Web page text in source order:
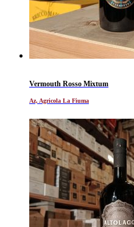
Vermouth Rosso Mixtum
Az, Agricola La Fiuma